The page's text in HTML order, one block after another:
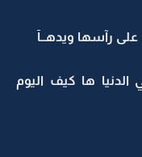
على رآسها ويدهــآ
الدنيا ها كيف اليوم